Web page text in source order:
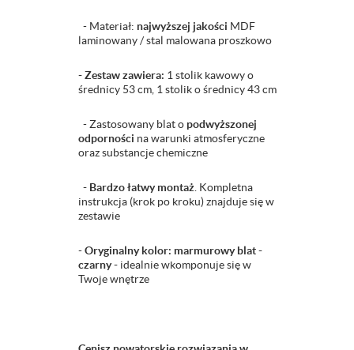
- Materiał: najwyższej jakości MDF
laminowany / stal malowana proszkowo
- Zestaw zawiera: 1 stolik kawowy o
średnicy 53 cm, 1 stolik o średnicy 43 cm
- Zastosowany blat o podwyższonej
odporności na warunki atmosferyczne
oraz substancje chemiczne
- Bardzo łatwy montaż. Kompletna
instrukcja (krok po kroku) znajduje się w
zestawie
-Oryginalny kolor: marmurowy blat -
czarny - idealnie wkomponuje się w
Twoje wnętrze